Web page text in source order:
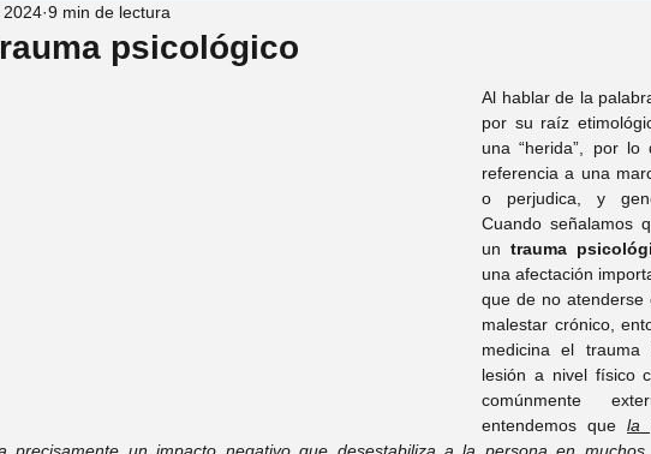
Intervencion familiar
psicológico
2024 9 min de lectura
Al hablar de la
por su raíz
una “herida”, por lo
referencia a una
o perjudica, y
Cuando señalamos
un trauma
una afectación
que de no atenderse
malestar crónico,
medicina el
lesión a nivel físico
comúnmente
entendemos que la